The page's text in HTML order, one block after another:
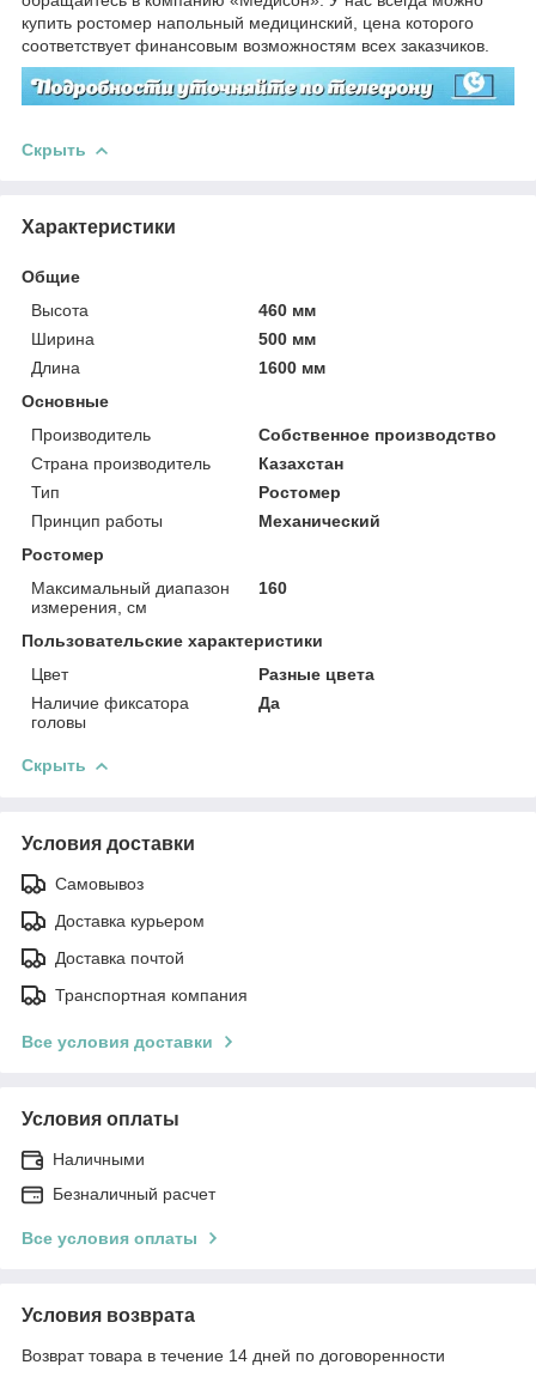
купить ростомер напольный медицинский, цена которого
соответствует финансовым возможностям всех заказчиков.
Скрыть
Характеристики
Общие
Высота
460 мм
Ширина
500 мм
Длина
1600 мм
Основные
Производитель
Собственное производство
Страна производитель
Казахстан
Тип
Ростомер
Принцип работы
Механический
Ростомер
Максимальный диапазон
измерения, см
160
Пользовательские характеристики
Цвет
Разные цвета
Наличие фиксатора
головы
Да
Скрыть
Условия доставки
Самовывоз
Доставка курьером
Доставка почтой
Транспортная компания
Все условия доставки
Условия оплаты
Наличными
Безналичный расчет
Все условия оплаты
Условия возврата
Возврат товара в течение 14 дней по договоренности